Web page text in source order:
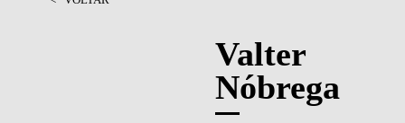
Valter
Nóbrega